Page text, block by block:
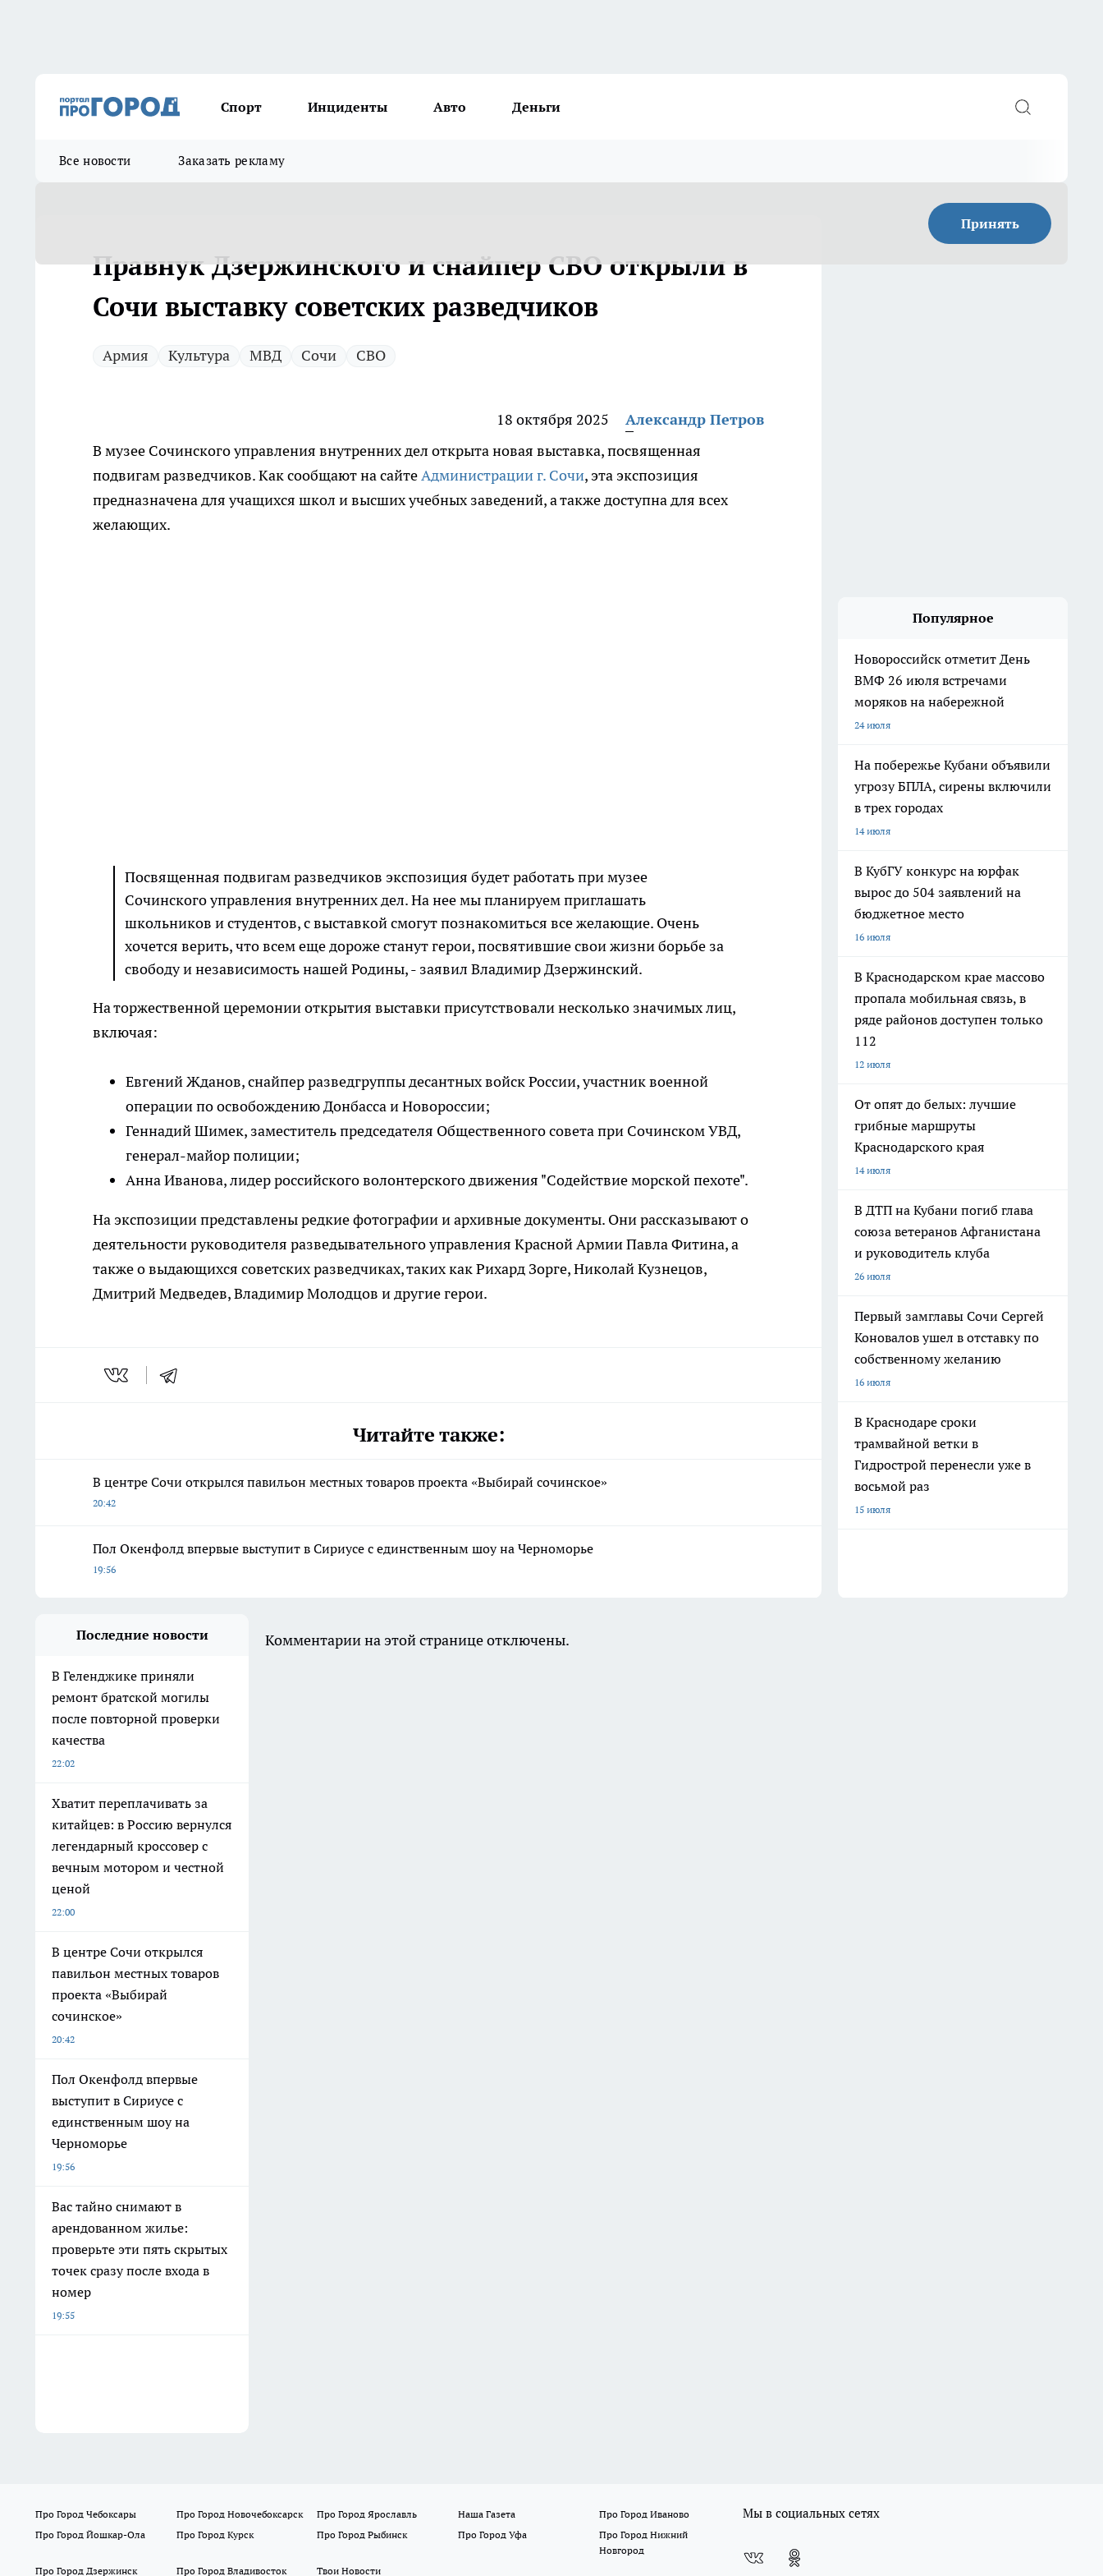
Спорт Инциденты Авто Деньги
Все новости Заказать рекламу
Принять
Правнук Дзержинского и снайпер СВО открыли в
Сочи выставку советских разведчиков
Армия Культура МВД Сочи СВО
18 октября 2025
Александр Петров
В музее Сочинского управления внутренних дел открыта новая выставка, посвященная
подвигам разведчиков. Как сообщают на сайтеАдминистрации г. Сочи, эта экспозиция
предназначена для учащихся школ и высших учебных заведений, а также доступна для всех
желающих.
Посвященная подвигам разведчиков экспозиция будет работать при музее
Сочинского управления внутренних дел. На нее мы планируем приглашать
школьников и студентов, с выставкой смогут познакомиться все желающие. Очень
хочется верить, что всем еще дороже станут герои, посвятившие свои жизни борьбе за
свободу и независимость нашей Родины, - заявил Владимир Дзержинский.
На торжественной церемонии открытия выставки присутствовали несколько значимых лиц,
включая:
Евгений Жданов, снайпер разведгруппы десантных войск России, участник военной
операции по освобождению Донбасса и Новороссии;
Геннадий Шимек, заместитель председателя Общественного совета при Сочинском УВД,
генерал-майор полиции;
Анна Иванова, лидер российского волонтерского движения "Содействие морской пехоте".
На экспозиции представлены редкие фотографии и архивные документы. Они рассказывают о
деятельности руководителя разведывательного управления Красной Армии Павла Фитина, а
также о выдающихся советских разведчиках, таких как Рихард Зорге, Николай Кузнецов,
Дмитрий Медведев, Владимир Молодцов и другие герои.
Читайте также:
В центре Сочи открылся павильон местных товаров проекта «Выбирай сочинское»
20:42
Пол Окенфолд впервые выступит в Сириусе с единственным шоу на Черноморье
19:56
Популярное
Новороссийск отметит День
ВМФ 26 июля встречами
моряков на набережной
24 июля
На побережье Кубани объявили
угрозу БПЛА, сирены включили
в трех городах
14 июля
В КубГУ конкурс на юрфак
вырос до 504 заявлений на
бюджетное место
16 июля
В Краснодарском крае массово
пропала мобильная связь, в
ряде районов доступен только
112
12 июля
От опят до белых: лучшие
грибные маршруты
Краснодарского края
14 июля
В ДТП на Кубани погиб глава
союза ветеранов Афганистана
и руководитель клуба
26 июля
Первый замглавы Сочи Сергей
Коновалов ушел в отставку по
собственному желанию
16 июля
В Краснодаре сроки
трамвайной ветки в
Гидрострой перенесли уже в
восьмой раз
15 июля
Последние новости
В Геленджике приняли
ремонт братской могилы
после повторной проверки
качества
22:02
Хватит переплачивать за
китайцев: в Россию вернулся
легендарный кроссовер с
вечным мотором и честной
ценой
22:00
В центре Сочи открылся
павильон местных товаров
проекта «Выбирай
сочинское»
20:42
Пол Окенфолд впервые
выступит в Сириусе с
единственным шоу на
Черноморье
19:56
Вас тайно снимают в
арендованном жилье:
проверьте эти пять скрытых
точек сразу после входа в
номер
19:55
Комментарии на этой странице отключены.
Про Город Чебоксары Про Город Новочебоксарск Про Город Ярославль Наша Газета
Про Город Иваново
Про Город Йошкар-Ола
Про Город Курск Про Город Рыбинск Про Город Уфа
Про Город Нижний
Новгород
Про Город Дзержинск
Про Город Владивосток Твои Новости
Мы в социальных сетях